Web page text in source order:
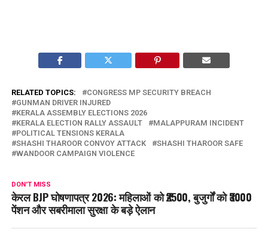
RELATED TOPICS:
CONGRESS MP SECURITY BREACH
GUNMAN DRIVER INJURED
KERALA ASSEMBLY ELECTIONS 2026
KERALA ELECTION RALLY ASSAULT
MALAPPURAM INCIDENT
POLITICAL TENSIONS KERALA
SHASHI THAROOR CONVOY ATTACK
SHASHI THAROOR SAFE
WANDOOR CAMPAIGN VIOLENCE
DON'T MISS
केरल BJP घोषणापत्र 2026: महिलाओं को ₹2500, बुजुर्गों को ₹3000
पेंशन और सबरीमाला सुरक्षा के बड़े ऐलान